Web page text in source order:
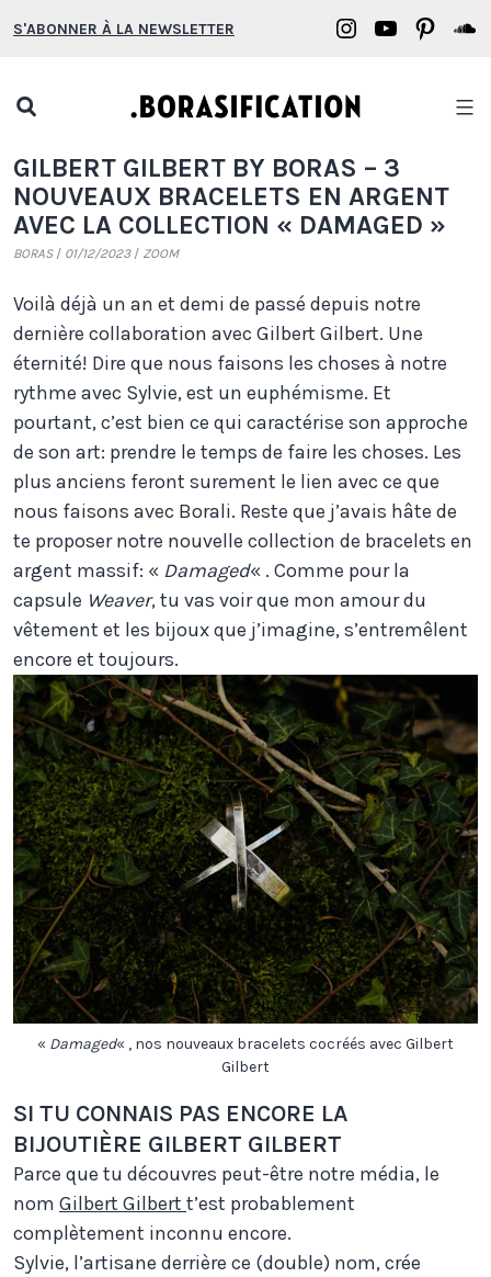
au
S'ABONNER À LA NEWSLETTER
Borasification
popup
GILBERT GILBERT BY BORAS – 3
NOUVEAUX BRACELETS EN ARGENT
AVEC LA COLLECTION « DAMAGED »
BORAS 01/12/2023 ZOOM
Voilà déjà un an et demi de passé depuis notre
dernière collaboration avec Gilbert Gilbert. Une
éternité! Dire que nous faisons les choses à notre
rythme avec Sylvie, est un euphémisme. Et
pourtant, c’est bien ce qui caractérise son approche
de son art: prendre le temps de faire les choses. Les
plus anciens feront surement le lien avec ce que
nous faisons avec Borali. Reste que j’avais hâte de
te proposer notre nouvelle collection de bracelets en
argent massif: « Damaged« . Comme pour la
capsule Weaver, tu vas voir que mon amour du
vêtement et les bijoux que j’imagine, s’entremêlent
encore et toujours.
« Damaged« , nos nouveaux bracelets cocréés avec Gilbert
Gilbert
SI TU CONNAIS PAS ENCORE LA
BIJOUTIÈRE GILBERT GILBERT
Parce que tu découvres peut-être notre média, le
nom Gilbert Gilbert t’est probablement
complètement inconnu encore.
Sylvie, l’artisane derrière ce (double) nom, crée